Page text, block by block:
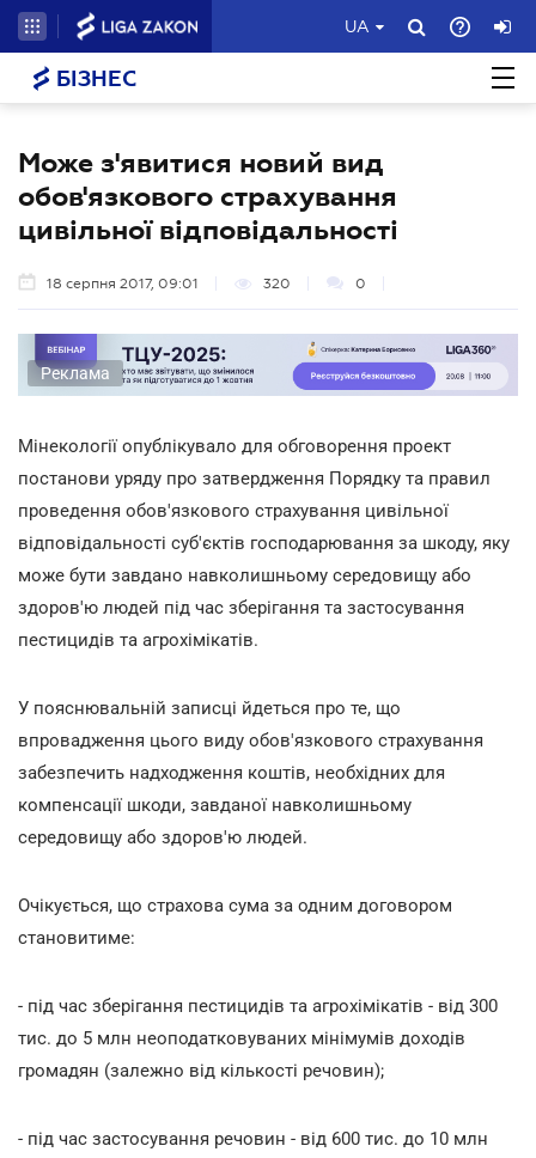
UA
БІЗНЕС
Може з'явитися новий вид
обов'язкового страхування
цивільної відповідальності
18 серпня 2017, 09:01 320 0
Реклама
Мінекології опублікувало для обговорення проект
постанови уряду про затвердження Порядку та правил
проведення обов'язкового страхування цивільної
відповідальності суб'єктів господарювання за шкоду, яку
може бути завдано навколишньому середовищу або
здоров'ю людей під час зберігання та застосування
пестицидів та агрохімікатів.
У пояснювальній записці йдеться про те, що
впровадження цього виду обов'язкового страхування
забезпечить надходження коштів, необхідних для
компенсації шкоди, завданої навколишньому
середовищу або здоров'ю людей.
Очікується, що страхова сума за одним договором
становитиме:
- під час зберігання пестицидів та агрохімікатів - від 300
тис. до 5 млн неоподатковуваних мінімумів доходів
громадян (залежно від кількості речовин);
- під час застосування речовин - від 600 тис. до 10 млн